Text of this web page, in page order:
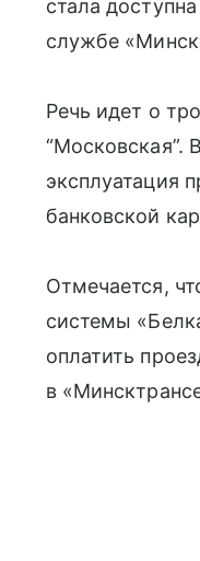
стала
службе
Речь идет о
“Московская”.
эксплуатация
банковской
Отмечается,
системы
оплатить
в